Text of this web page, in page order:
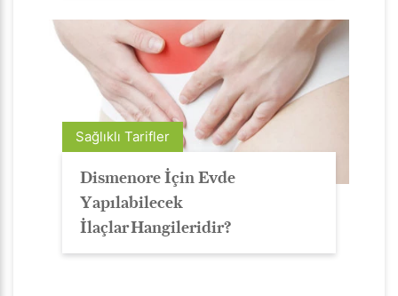
Sağlıklı Tarifler
Dismenore İçin Evde
Yapılabilecek
İlaçlar Hangileridir?